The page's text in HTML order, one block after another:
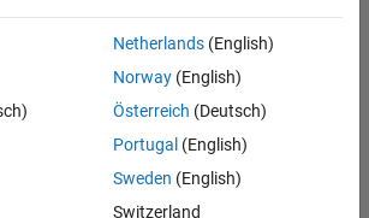
Netherlands(English)
Norway(English)
Österreich (Deutsch)
Portugal (English)
Sweden (English)
Switzerland
Contacts locaux
MathWorks, Inc.